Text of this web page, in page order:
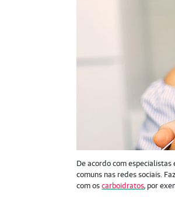
De acordo com
comuns nas redes sociais.
com oscarboidratos, por